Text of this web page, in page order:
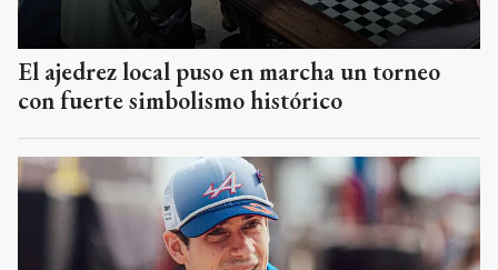
El ajedrez local puso en marcha un torneo
con fuerte simbolismo histórico